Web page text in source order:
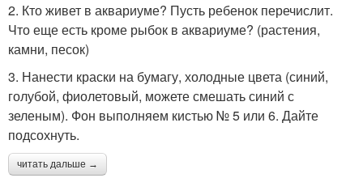
2. Кто живет в аквариуме? Пусть ребенок перечислит.
Что еще есть кроме рыбок в аквариуме? (растения,
камни, песок)
3. Нанести краски на бумагу, холодные цвета (синий,
голубой, фиолетовый, можете смешать синий с
зеленым). Фон выполняем кистью № 5 или 6. Дайте
подсохнуть.
читать дальше →